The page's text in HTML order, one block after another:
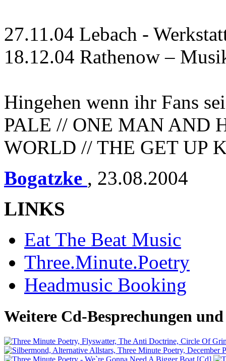
27.11.04 Lebach -
18.12.04 Rathenow –
Hingehen wenn ihr Fans
PALE // ONE MAN AND
WORLD // THE GET UP
Bogatzke , 23.08.2004
LINKS
Eat The Beat Music
Three.Minute.Poetry
Headmusic Booking
Weitere Cd-Besprechungen